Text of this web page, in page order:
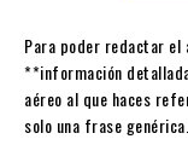
Para poder redactar
**información
aéreo al que haces
solo una frase genérica.